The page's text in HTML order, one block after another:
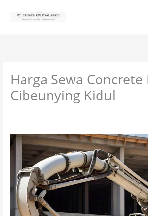
Harga Sewa Concrete
Cibeunying Kidul